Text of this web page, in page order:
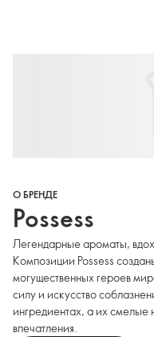
О БРЕНДЕ
Possess
Легендарные ароматы,
Композиции Possess
могущественных героев
силу и искусство
ингредиентах, а их
впечатления.